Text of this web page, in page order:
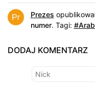
Prezes
numer. Tagi:
DODAJ KOMENTARZ